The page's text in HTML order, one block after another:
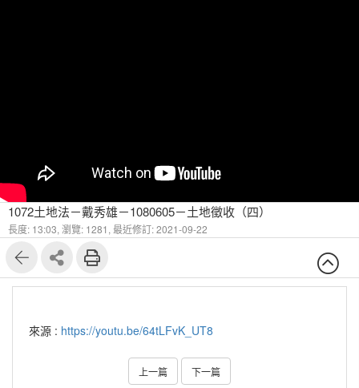
1072土地法－戴秀雄－1080605－土地徵收（四）
長度: 13:03, 瀏覽: 1281, 最近修訂: 2021-09-22
來源 : https://youtu.be/64tLFvK_UT8
上一篇 下一篇